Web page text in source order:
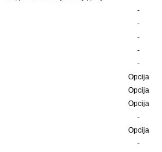
-
-
-
-
-
Opcija
Opcija
Opcija
-
Opcija
-